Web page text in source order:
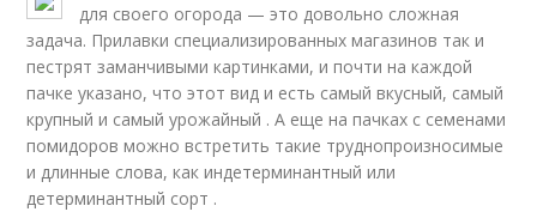
для своего огорода — это довольно сложная
задача. Прилавки специализированных магазинов так и
пестрят заманчивыми картинками, и почти на каждой
пачке указано, что этот вид и есть самый вкусный, самый
крупный и самый урожайный . А еще на пачках с семенами
помидоров можно встретить такие труднопроизносимые
и длинные слова, как индетерминантный или
детерминантный сорт .